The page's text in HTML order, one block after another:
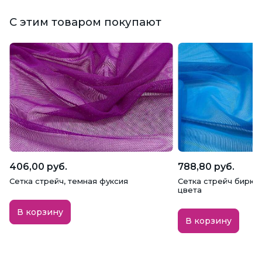
С этим товаром покупают
406,00 руб.
Сетка стрейч, темная фуксия
В корзину
788,80 руб.
Сетка стрейч
цвета
В корзину